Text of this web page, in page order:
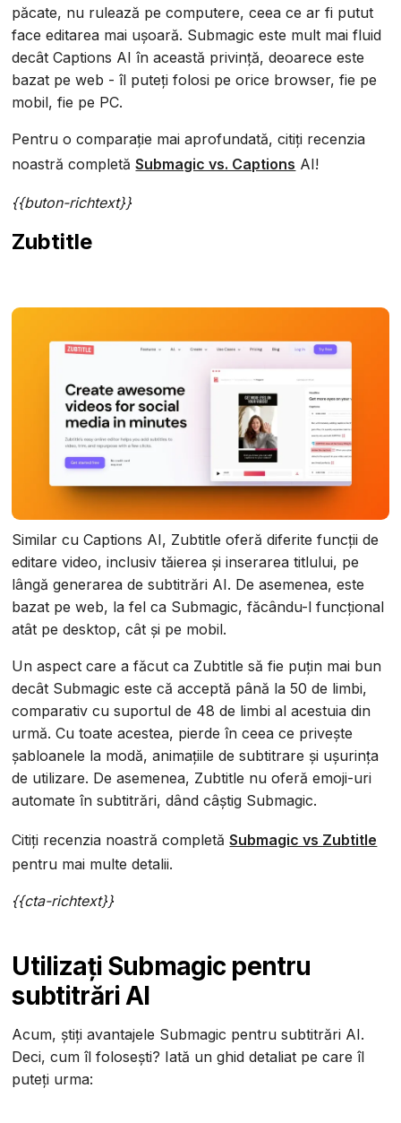
păcate, nu rulează pe computere, ceea ce ar fi putut
face editarea mai ușoară. Submagic este mult mai fluid
decât Captions AI în această privință, deoarece este
bazat pe web - îl puteți folosi pe orice browser, fie pe
mobil, fie pe PC.
Pentru o comparație mai aprofundată, citiți recenzia
noastră completăSubmagic vs. Captions AI!
{{buton-richtext}}
Zubtitle
Similar cu Captions AI, Zubtitle oferă diferite funcții de
editare video, inclusiv tăierea și inserarea titlului, pe
lângă generarea de subtitrări AI. De asemenea, este
bazat pe web, la fel ca Submagic, făcându-l funcțional
atât pe desktop, cât și pe mobil.
Un aspect care a făcut ca Zubtitle să fie puțin mai bun
decât Submagic este că acceptă până la 50 de limbi,
comparativ cu suportul de 48 de limbi al acestuia din
urmă. Cu toate acestea, pierde în ceea ce privește
șabloanele la modă, animațiile de subtitrare și ușurința
de utilizare. De asemenea, Zubtitle nu oferă emoji-uri
automate în subtitrări, dând câștig Submagic.
Citiți recenzia noastră completăSubmagic vs Zubtitle
pentru mai multe detalii.
{{cta-richtext}}
Utilizați Submagic pentru
subtitrări AI
Acum, știți avantajele Submagic pentru subtitrări AI.
Deci, cum îl folosești? Iată un ghid detaliat pe care îl
puteți urma: